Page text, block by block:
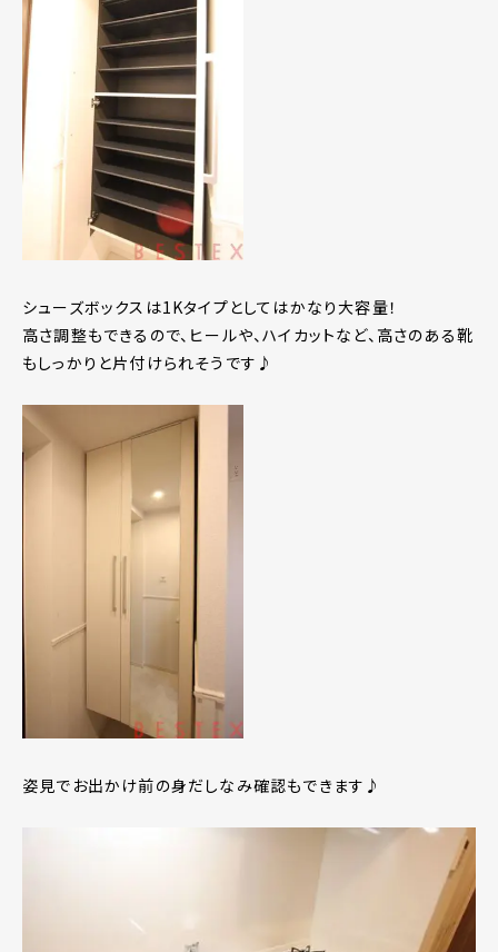
シューズボックスは1Kタイプとしてはかなり大容量！
高さ調整もできるので、ヒールや、ハイカットなど、高さのある靴
もしっかりと片付けられそうです♪
姿見でお出かけ前の身だしなみ確認もできます♪